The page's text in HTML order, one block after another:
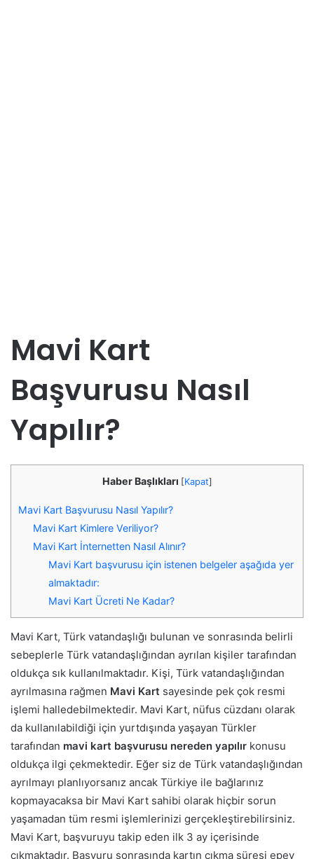
Mavi Kart
Başvurusu Nasıl
Yapılır?
Haber Başlıkları [Kapat]
Mavi Kart Başvurusu Nasıl Yapılır?
Mavi Kart Kimlere Veriliyor?
Mavi Kart İnternetten Nasıl Alınır?
Mavi Kart başvurusu için istenen belgeler aşağıda yer
almaktadır:
Mavi Kart Ücreti Ne Kadar?
Mavi Kart, Türk vatandaşlığı bulunan ve sonrasında belirli
sebeplerle Türk vatandaşlığından ayrılan kişiler tarafından
oldukça sık kullanılmaktadır. Kişi, Türk vatandaşlığından
ayrılmasına rağmen Mavi Kart sayesinde pek çok resmi
işlemi halledebilmektedir. Mavi Kart, nüfus cüzdanı olarak
da kullanılabildiği için yurtdışında yaşayan Türkler
tarafından mavi kart başvurusu nereden yapılır konusu
oldukça ilgi çekmektedir. Eğer siz de Türk vatandaşlığından
ayrılmayı planlıyorsanız ancak Türkiye ile bağlarınız
kopmayacaksa bir Mavi Kart sahibi olarak hiçbir sorun
yaşamadan tüm resmi işlemlerinizi gerçekleştirebilirsiniz.
Mavi Kart, başvuruyu takip eden ilk 3 ay içerisinde
çıkmaktadır. Başvuru sonrasında kartın çıkma süresi epey